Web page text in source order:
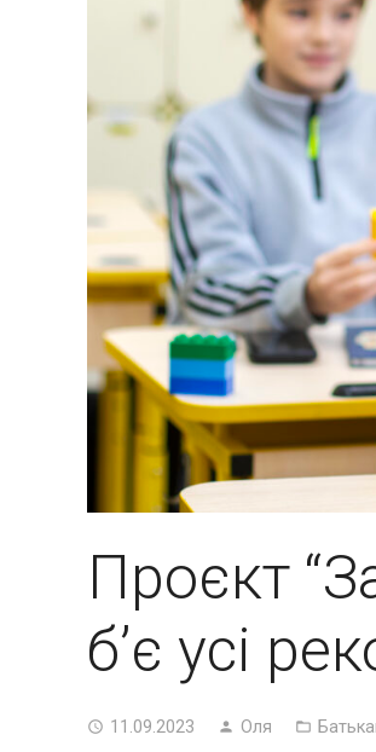
Проєкт
бʼє усі
11.09.2023 Оля